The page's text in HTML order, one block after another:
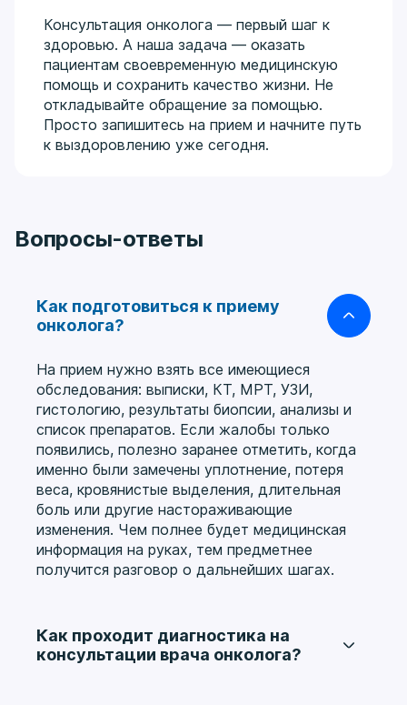
Консультация онколога — первый шаг к
здоровью. А наша задача — оказать
пациентам своевременную медицинскую
помощь и сохранить качество жизни. Не
откладывайте обращение за помощью.
Просто запишитесь на прием и начните путь
к выздоровлению уже сегодня.
Вопросы-ответы
Как подготовиться к приему
онколога?
На прием нужно взять все имеющиеся
обследования: выписки, КТ, МРТ, УЗИ,
гистологию, результаты биопсии, анализы и
список препаратов. Если жалобы только
появились, полезно заранее отметить, когда
именно были замечены уплотнение, потеря
веса, кровянистые выделения, длительная
боль или другие настораживающие
изменения. Чем полнее будет медицинская
информация на руках, тем предметнее
получится разговор о дальнейших шагах.
Как проходит диагностика на
консультации врача онколога?